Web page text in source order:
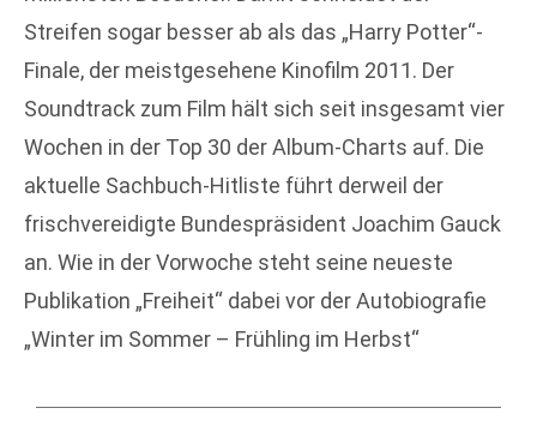
Streifen sogar besser ab als das „Harry Potter“-
Finale, der meistgesehene Kinofilm 2011. Der
Soundtrack zum Film hält sich seit insgesamt vier
Wochen in der Top 30 der Album-Charts auf. Die
aktuelle Sachbuch-Hitliste führt derweil der
frischvereidigte Bundespräsident Joachim Gauck
an. Wie in der Vorwoche steht seine neueste
Publikation „Freiheit“ dabei vor der Autobiografie
„Winter im Sommer – Frühling im Herbst“